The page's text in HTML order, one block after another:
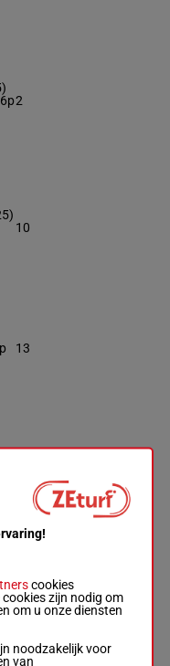
2
10
13
12
cookies
zijn nodig om
om u onze diensten
noodzakelijk voor
van